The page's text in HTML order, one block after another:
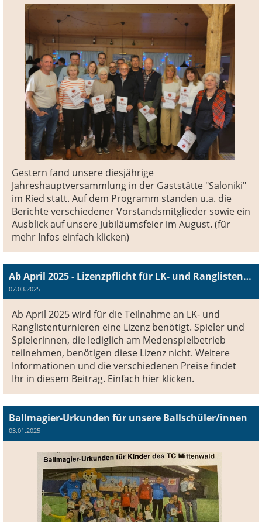
Gestern fand unsere diesjährige
Jahreshauptversammlung in der Gaststätte "Saloniki"
im Ried statt. Auf dem Programm standen u.a. die
Berichte verschiedener Vorstandsmitglieder sowie ein
Ausblick auf unsere Jubiläumsfeier im August. (für
mehr Infos einfach klicken)
Ab April 2025 - Lizenzpflicht für LK- und Ranglistenturniere
07.03.2025
Ab April 2025 wird für die Teilnahme an LK- und
Ranglistenturnieren eine Lizenz benötigt. Spieler und
Spielerinnen, die lediglich am Medenspielbetrieb
teilnehmen, benötigen diese Lizenz nicht. Weitere
Informationen und die verschiedenen Preise findet
Ihr in diesem Beitrag. Einfach hier klicken.
Ballmagier-Urkunden für unsere Ballschüler/innen
03.01.2025